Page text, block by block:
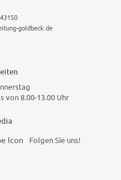
goldbeck.de
von 8.00-13.00 Uhr
Folgen Sie uns!